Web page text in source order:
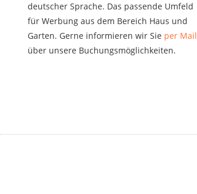
deutscher Sprache. Das passende Umfeld
für Werbung aus dem Bereich Haus und
Garten. Gerne informieren wir Sie per Mail
über unsere Buchungsmöglichkeiten.